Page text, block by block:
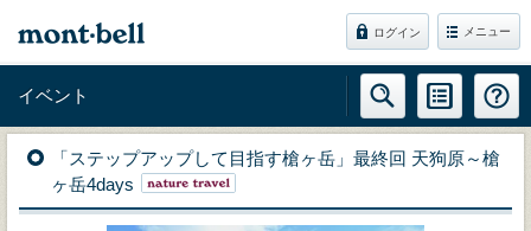
ログイン メニュー
イベント
「ステップアップして目指す槍ヶ岳」最終回 天狗原～槍
ヶ岳4days